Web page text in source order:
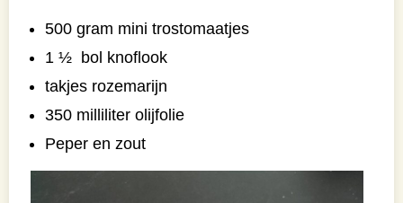
500 gram mini trostomaatjes
1 ½ bol knoflook
takjes rozemarijn
350 milliliter olijfolie
Peper en zout